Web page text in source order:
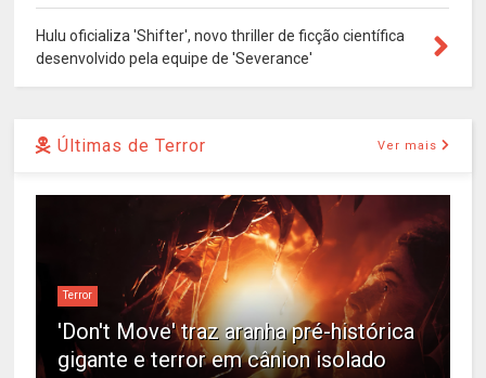
Hulu oficializa 'Shifter', novo thriller de ficção científica
desenvolvido pela equipe de 'Severance'
Últimas de Terror Ver mais
Terror
'Don't Move' traz aranha pré-histórica
gigante e terror em cânion isolado